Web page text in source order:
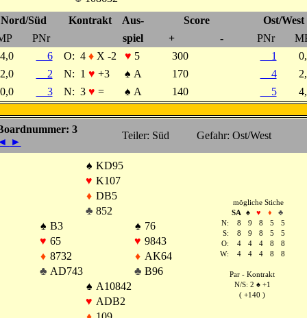
Nord/Süd Kontrakt Aus- Score
Ost/West
PNr spiel + - PNr
4,0
6 O: 4 ♦X -2 ♥ 5 300 1
2,0
2 N: 1 ♥ +3 ♠ A 170 4
0,0
3 N: 3 ♥ = ♠ A 140 5
3
►
Teiler: Süd Gefahr: Ost/West
♠ KD95
♥ K107
♦ DB5
♣ 852
♠ B3 ♠ 76
♥ 65 ♥ 9843
♦ 8732 ♦ AK64
♣ AD743 ♣ B96
♠ A10842
♥ ADB2
mögliche Stiche
SA
♠ ♥ ♦
♣
N:
8 9 8 5
5
S:
8 9 8 5
5
O:
4 4 4 8
8
W:
4 4 4 8 8
Par - Kontrakt
N/S: 2 ♠+1
( +140 )